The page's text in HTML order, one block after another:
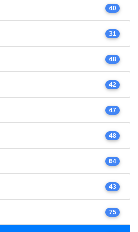
40
31
48
42
47
48
64
43
75